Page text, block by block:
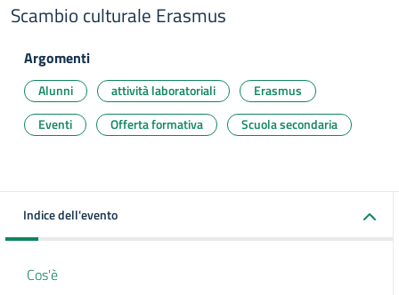
Scambio culturale Erasmus
Argomenti
Alunni attività laboratoriali
Erasmus
Eventi
Offerta formativa Scuola secondaria
Indice dell'evento
Cos'è